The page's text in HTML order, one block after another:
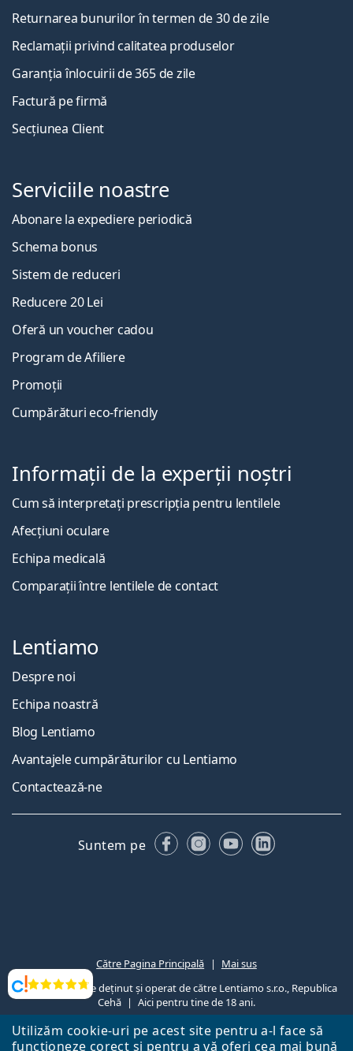
Utilizăm cookie-uri pe acest site pentru a-l face să
funcționeze corect și pentru a vă oferi cea mai bună
Opinii
Returnarea bunurilor în termen de 30 de zile
Reclamații privind calitatea produselor
Garanția înlocuirii de 365 de zile
Factură pe firmă
Secțiunea Client
Serviciile noastre
Abonare la expediere periodică
Schema bonus
Sistem de reduceri
Reducere 20 Lei
Oferă un voucher cadou
Program de Afiliere
Promoții
Cumpărături eco-friendly
Informații de la experții noștri
Cum să interpretați prescripția pentru lentilele
Afecțiuni oculare
Echipa medicală
Comparații între lentilele de contact
Lentiamo
Despre noi
Echipa noastră
Blog Lentiamo
Avantajele cumpărăturilor cu Lentiamo
Contactează-ne
Suntem pe FacebookInstagram
YouTubeLinkedIn
Către Pagina Principală
Mai sus
Lentiamo.ro este deținut și operat de către Lentiamo s.r.o., Republica
Cehă
Aici pentru tine de 18 ani.